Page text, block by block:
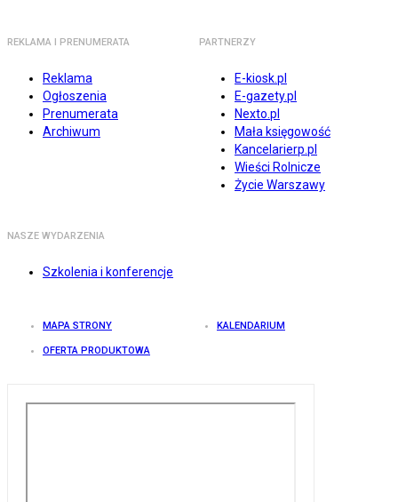
REKLAMA I PRENUMERATA
Reklama
Ogłoszenia
Prenumerata
Archiwum
PARTNERZY
E-kiosk.pl
E-gazety.pl
Nexto.pl
Mała księgowość
Kancelarierp.pl
Wieści Rolnicze
Życie Warszawy
NASZE WYDARZENIA
Szkolenia i konferencje
MAPA STRONY KALENDARIUM
OFERTA PRODUKTOWA